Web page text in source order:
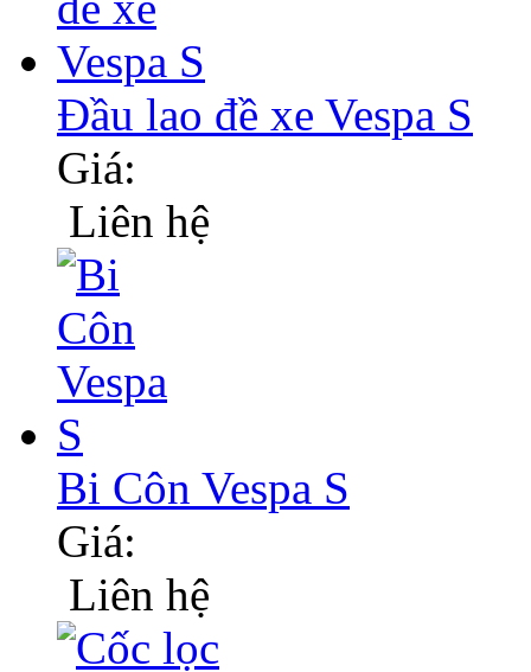
Đầu lao đề xe Vespa S
Giá:
Liên hệ
Bi Côn Vespa S
Giá:
Liên hệ